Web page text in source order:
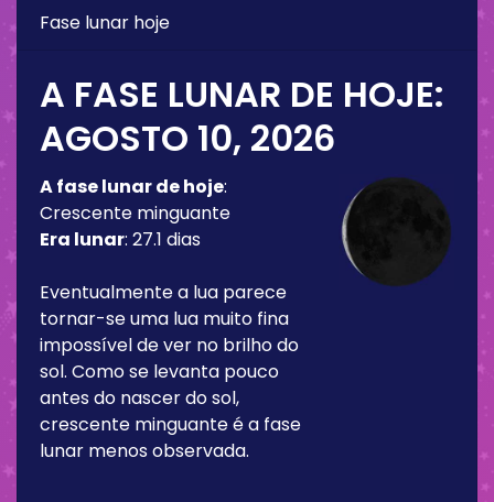
Fase lunar hoje
A FASE LUNAR DE HOJE:
AGOSTO 10, 2026
A fase lunar de hoje:
Crescente minguante
Era lunar: 27.1 dias
Eventualmente a lua parece
tornar-se uma lua muito fina
impossível de ver no brilho do
sol. Como se levanta pouco
antes do nascer do sol,
crescente minguante é a fase
lunar menos observada.